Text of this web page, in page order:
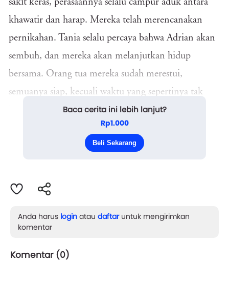
sakit keras, perasaannya selalu campur aduk antara
khawatir dan harap. Mereka telah merencanakan
pernikahan. Tania selalu percaya bahwa Adrian akan
sembuh, dan mereka akan melanjutkan hidup
bersama. Orang tua mereka sudah merestui,
semuanya siap, kecuali waktu yang sepertinya tak
Tania melangkah pelan sambil merapatkan
jaketnya. Sejak seminggu yang lalu, Ad...
Baca cerita ini lebih lanjut?
Rp1.000
Beli Sekarang
Anda harus login atau daftaruntuk mengirimkan
komentar
Komentar (0)